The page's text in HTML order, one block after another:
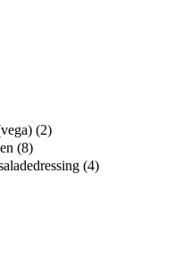
(2)
(8)
(4)